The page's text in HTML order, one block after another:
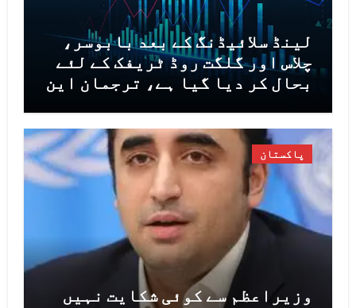
لینڈ سلائیڈنگ کے بعد بابوسر،
چلاس اور گلگت روڈ ٹریفک کے لئے
بحال کر دیا گیا ہے، ترجمان این
پاکستان
وزیراعظم سے کوئی شکایت نہیں